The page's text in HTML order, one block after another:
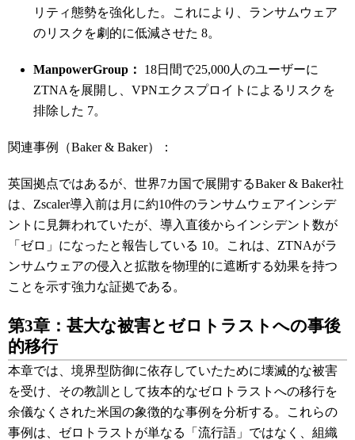
リティ態勢を強化した。これにより、ランサムウェア
のリスクを劇的に低減させた 8。
ManpowerGroup：
18日間で25,000人のユーザーに
ZTNAを展開し、VPNエクスプロイトによるリスクを
排除した 7。
関連事例（Baker & Baker）：
英国拠点ではあるが、世界7カ国で展開するBaker & Baker社
は、Zscaler導入前は月に約10件のランサムウェアインシデ
ントに見舞われていたが、導入直後からインシデント数が
「ゼロ」になったと報告している 10。これは、ZTNAがラ
ンサムウェアの侵入と拡散を物理的に遮断する効果を持つ
ことを示す強力な証拠である。
第3章：甚大な被害とゼロトラストへの事後
的移行
本章では、境界型防御に依存していたために壊滅的な被害
を受け、その教訓として抜本的なゼロトラストへの移行を
余儀なくされた米国の象徴的な事例を分析する。これらの
事例は、ゼロトラストが単なる「流行語」ではなく、組織